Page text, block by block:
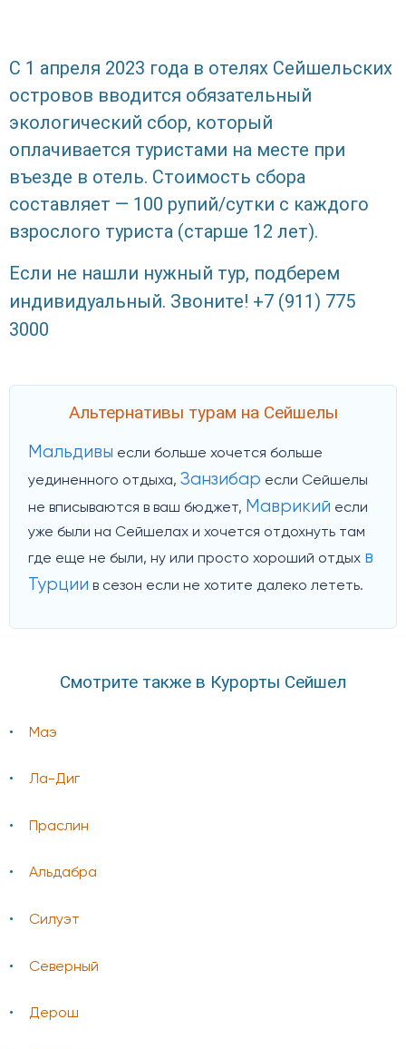
С 1 апреля 2023 года в отелях Сейшельских
островов вводится обязательный
экологический сбор, который
оплачивается туристами на месте при
въезде в отель. Стоимость сбора
составляет — 100 рупий/сутки с каждого
взрослого туриста (старше 12 лет).
Если не нашли нужный тур, подберем
индивидуальный. Звоните! +7 (911) 775
3000
Альтернативы турам на Сейшелы
Мальдивы если больше хочется больше
уединенного отдыха, Занзибар если Сейшелы
не вписываются в ваш бюджет, Маврикий если
уже были на Сейшелах и хочется отдохнуть там
где еще не были, ну или просто хороший отдых в
Турции в сезон если не хотите далеко лететь.
Смотрите также в Курорты Сейшел
Маэ
Ла-Диг
Праслин
Альдабра
Силуэт
Северный
Дерош